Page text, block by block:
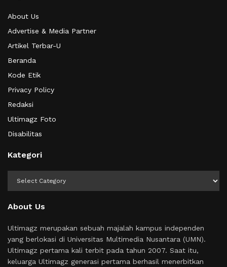
About Us
Advertise & Media Partner
Artikel Terbar-U
Beranda
Kode Etik
Privacy Policy
Redaksi
Ultimagz Foto
Disabilitas
Kategori
About Us
Ultimagz merupakan sebuah majalah kampus independen
yang berlokasi di Universitas Multimedia Nusantara (UMN).
Ultimagz pertama kali terbit pada tahun 2007. Saat itu,
keluarga Ultimagz generasi pertama berhasil menerbitkan